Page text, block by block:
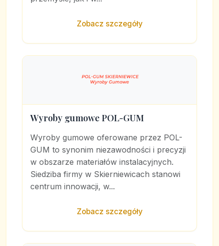
Zobacz szczegóły
Wyroby gumowe POL-GUM
Wyroby gumowe oferowane przez POL-
GUM to synonim niezawodności i precyzji
w obszarze materiałów instalacyjnych.
Siedziba firmy w Skierniewicach stanowi
centrum innowacji, w...
Zobacz szczegóły